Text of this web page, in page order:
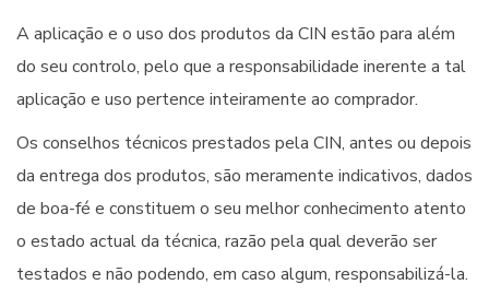
A aplicação e o uso dos produtos da CIN estão para além
do seu controlo, pelo que a responsabilidade inerente a tal
aplicação e uso pertence inteiramente ao comprador.
Os conselhos técnicos prestados pela CIN, antes ou depois
da entrega dos produtos, são meramente indicativos, dados
de boa-fé e constituem o seu melhor conhecimento atento
o estado actual da técnica, razão pela qual deverão ser
testados e não podendo, em caso algum, responsabilizá-la.